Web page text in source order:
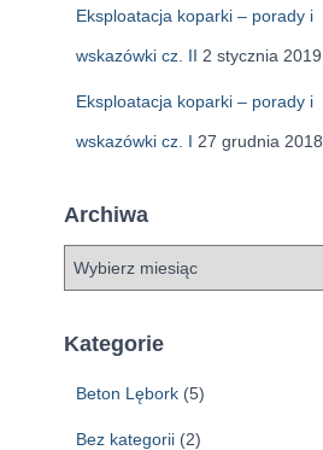
Eksploatacja koparki – porady i
wskazówki cz. II 2 stycznia 2019
Eksploatacja koparki – porady i
wskazówki cz. I 27 grudnia 2018
Archiwa
h
Kategorie
Beton Lębork(5)
Bez kategorii(2)